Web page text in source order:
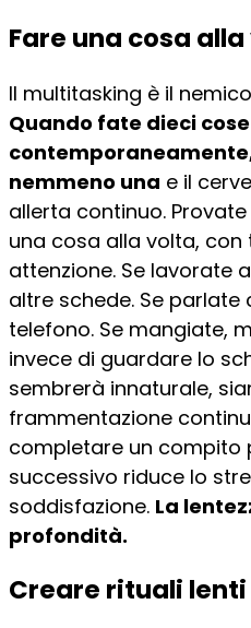
Fare una cosa
Il multitasking è il
Quando fate dieci cose
nemmeno una e il
allerta continuo.
una cosa alla volta,
attenzione. Se lavorate
altre schede. Se
telefono. Se mangiate,
invece di guardare lo
sembrerà innaturale,
frammentazione
completare un compito
successivo riduce lo
soddisfazione. La
profondità.
Creare rituali